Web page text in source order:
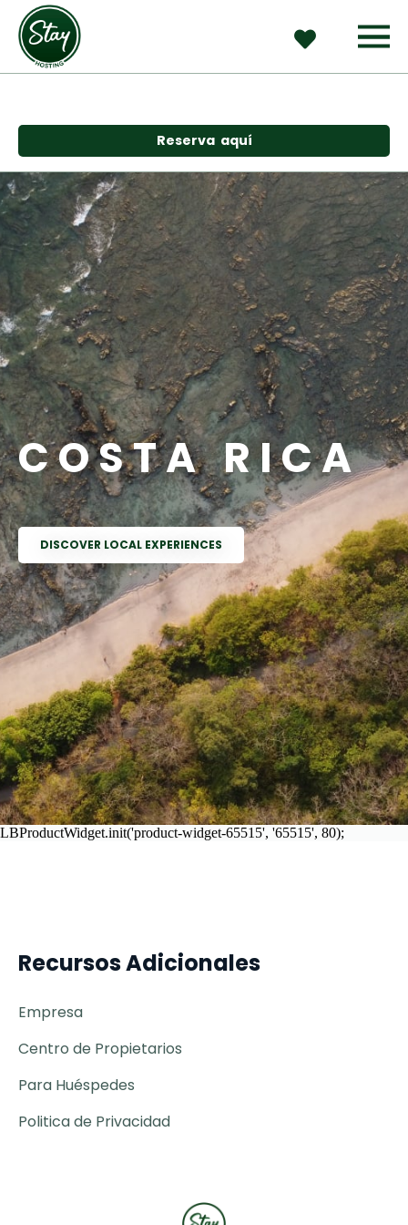
Reserva  aquí
C O S T A   R I C A
DISCOVER LOCAL EXPERIENCES
Recursos Adicionales
Empresa
Centro de Propietarios
Para Huéspedes
Politica de Privacidad